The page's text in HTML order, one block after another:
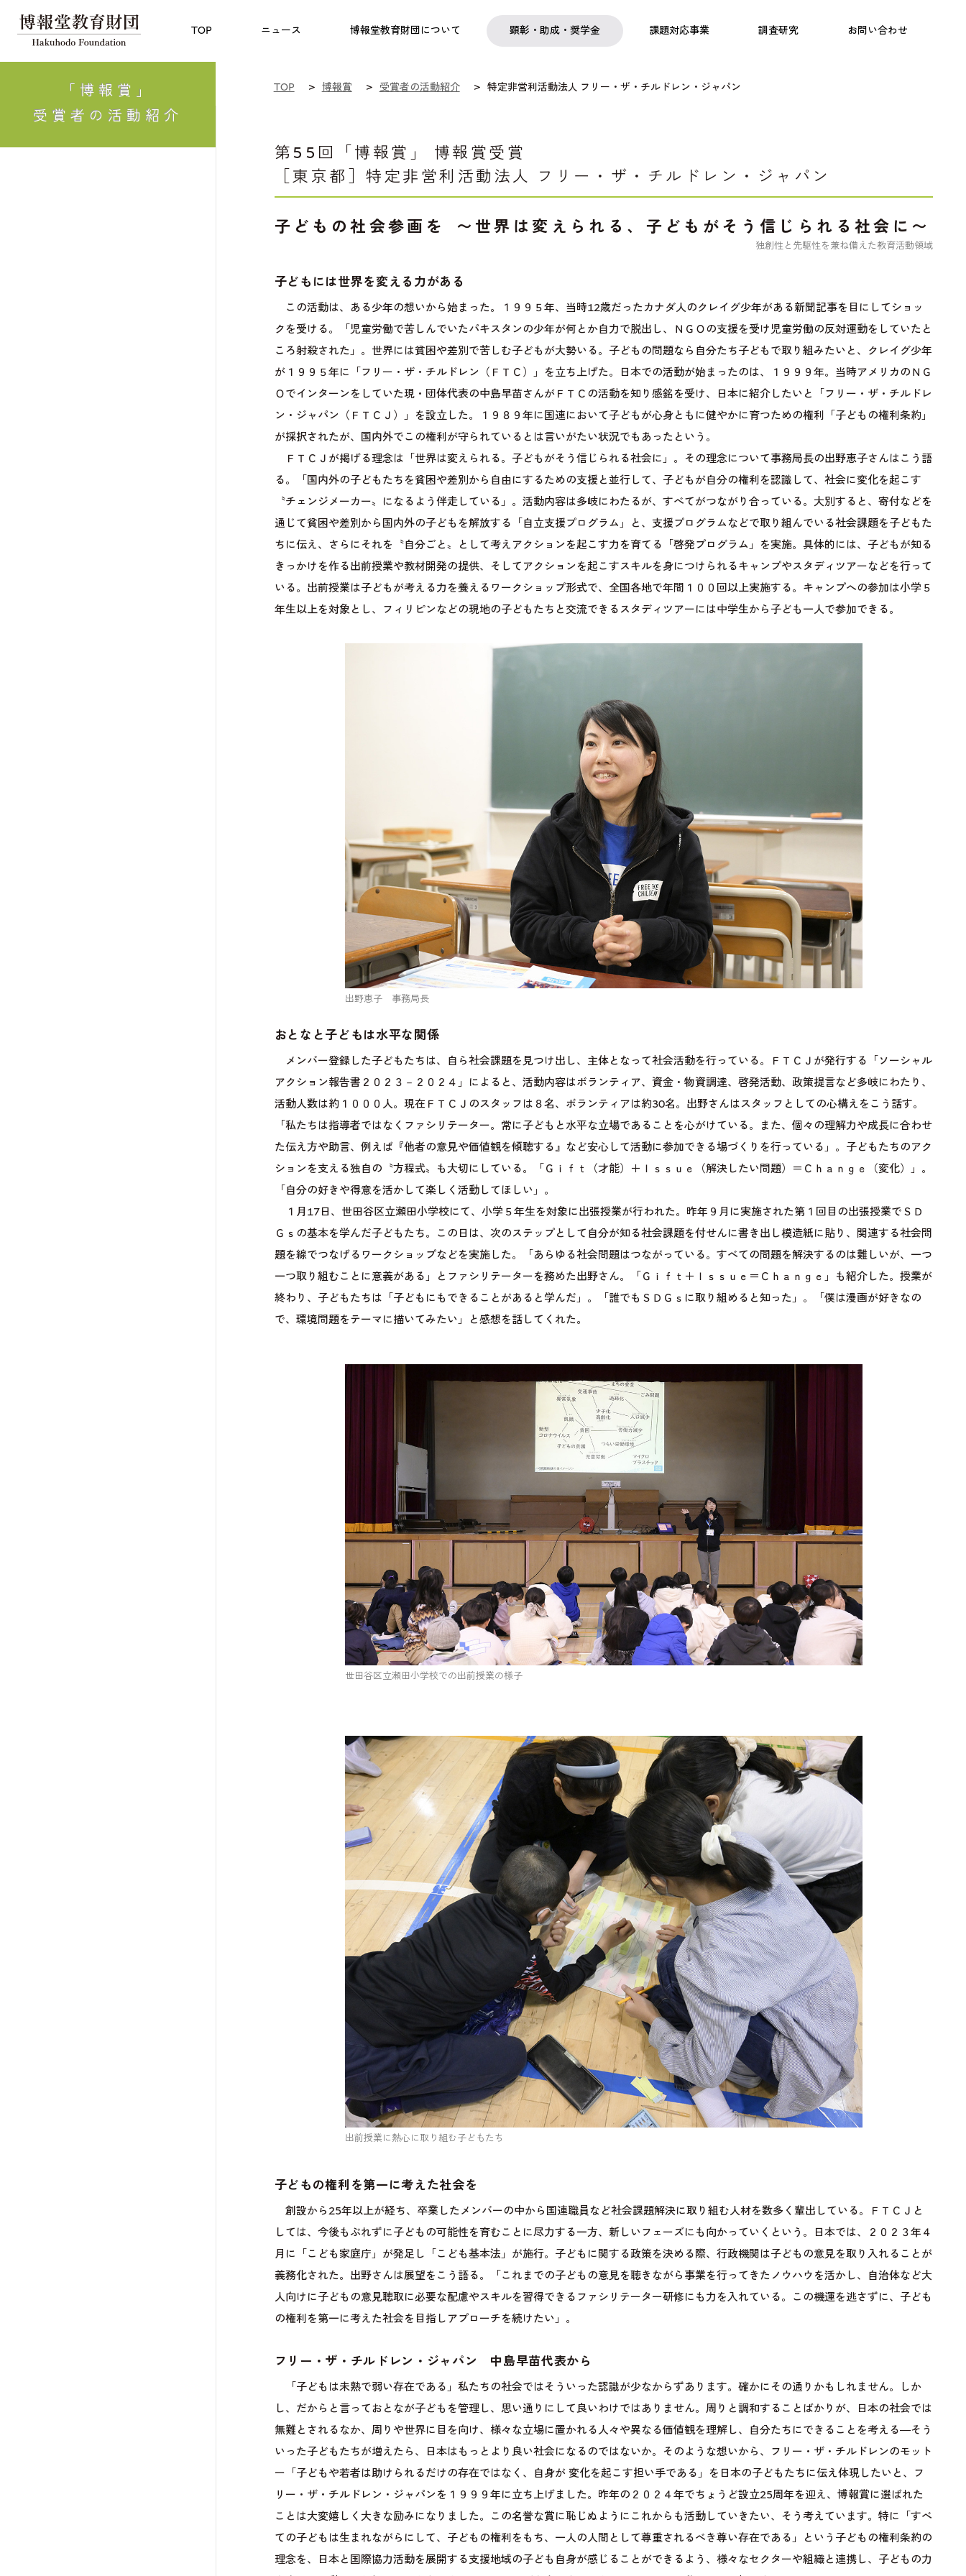
TOP ニュース 博報堂教育財団について 顕彰・助成・奨学金 課題対応事業 調査研究 お問い合わせ
についての研究助成 奨学金 フェローシップ
日本語交流
プログラム 社会啓発事業 プログラム こども研究所
「博報賞」
受賞者の活動紹介
TOP 博報賞 受賞者の活動紹介 特定非営利活動法人 フリー・ザ・チルドレン・ジャパン
第55回「博報賞」 博報賞受賞
［東京都］特定非営利活動法人 フリー・ザ・チルドレン・ジャパン
子どもの社会参画を 〜世界は変えられる、子どもがそう信じられる社会に〜
独創性と先駆性を兼ね備えた教育活動領域
子どもには世界を変える力がある
この活動は、ある少年の想いから始まった。１９９５年、当時12歳だったカナダ人のクレイグ少年がある新聞記事を目にしてショッ
クを受ける。「児童労働で苦しんでいたパキスタンの少年が何とか自力で脱出し、ＮＧＯの支援を受け児童労働の反対運動をしていたと
ころ射殺された」。世界には貧困や差別で苦しむ子どもが大勢いる。子どもの問題なら自分たち子どもで取り組みたいと、クレイグ少年
が１９９５年に「フリー・ザ・チルドレン（ＦＴＣ）」を立ち上げた。日本での活動が始まったのは、１９９９年。当時アメリカのＮＧ
Ｏでインターンをしていた現・団体代表の中島早苗さんがＦＴＣの活動を知り感銘を受け、日本に紹介したいと「フリー・ザ・チルドレ
ン・ジャパン（ＦＴＣＪ）」を設立した。１９８９年に国連において子どもが心身ともに健やかに育つための権利「子どもの権利条約」
が採択されたが、国内外でこの権利が守られているとは言いがたい状況でもあったという。
ＦＴＣＪが掲げる理念は「世界は変えられる。子どもがそう信じられる社会に」。その理念について事務局長の出野恵子さんはこう語
る。「国内外の子どもたちを貧困や差別から自由にするための支援と並行して、子どもが自分の権利を認識して、社会に変化を起こす
〝チェンジメーカー〟になるよう伴走している」。活動内容は多岐にわたるが、すべてがつながり合っている。大別すると、寄付などを
通じて貧困や差別から国内外の子どもを解放する「自立支援プログラム」と、支援プログラムなどで取り組んでいる社会課題を子どもた
ちに伝え、さらにそれを〝自分ごと〟として考えアクションを起こす力を育てる「啓発プログラム」を実施。具体的には、子どもが知る
きっかけを作る出前授業や教材開発の提供、そしてアクションを起こすスキルを身につけられるキャンプやスタディツアーなどを行って
いる。出前授業は子どもが考える力を養えるワークショップ形式で、全国各地で年間１００回以上実施する。キャンプへの参加は小学５
年生以上を対象とし、フィリピンなどの現地の子どもたちと交流できるスタディツアーには中学生から子ども一人で参加できる。
出野恵子 事務局長
おとなと子どもは水平な関係
メンバー登録した子どもたちは、自ら社会課題を見つけ出し、主体となって社会活動を行っている。ＦＴＣＪが発行する「ソーシャル
アクション報告書２０２３－２０２４」によると、活動内容はボランティア、資金・物資調達、啓発活動、政策提言など多岐にわたり、
活動人数は約１０００人。現在ＦＴＣＪのスタッフは８名、ボランティアは約30名。出野さんはスタッフとしての心構えをこう話す。
「私たちは指導者ではなくファシリテーター。常に子どもと水平な立場であることを心がけている。また、個々の理解力や成長に合わせ
た伝え方や助言、例えば『他者の意見や価値観を傾聴する』など安心して活動に参加できる場づくりを行っている」。子どもたちのアク
ションを支える独自の〝方程式〟も大切にしている。「Ｇｉｆｔ（才能）＋Ｉｓｓｕｅ（解決したい問題）＝Ｃｈａｎｇｅ（変化）」。
「自分の好きや得意を活かして楽しく活動してほしい」。
１月17日、世田谷区立瀬田小学校にて、小学５年生を対象に出張授業が行われた。昨年９月に実施された第１回目の出張授業でＳＤ
Ｇｓの基本を学んだ子どもたち。この日は、次のステップとして自分が知る社会課題を付せんに書き出し模造紙に貼り、関連する社会問
題を線でつなげるワークショップなどを実施した。「あらゆる社会問題はつながっている。すべての問題を解決するのは難しいが、一つ
一つ取り組むことに意義がある」とファシリテーターを務めた出野さん。「Ｇｉｆｔ＋Ｉｓｓｕｅ＝Ｃｈａｎｇｅ」も紹介した。授業が
終わり、子どもたちは「子どもにもできることがあると学んだ」。「誰でもＳＤＧｓに取り組めると知った」。「僕は漫画が好きなの
で、環境問題をテーマに描いてみたい」と感想を話してくれた。
世田谷区立瀬田小学校での出前授業の様子
出前授業に熱心に取り組む子どもたち
子どもの権利を第一に考えた社会を
創設から25年以上が経ち、卒業したメンバーの中から国連職員など社会課題解決に取り組む人材を数多く輩出している。ＦＴＣＪと
しては、今後もぶれずに子どもの可能性を育むことに尽力する一方、新しいフェーズにも向かっていくという。日本では、２０２３年４
月に「こども家庭庁」が発足し「こども基本法」が施行。子どもに関する政策を決める際、行政機関は子どもの意見を取り入れることが
義務化された。出野さんは展望をこう語る。「これまでの子どもの意見を聴きながら事業を行ってきたノウハウを活かし、自治体など大
人向けに子どもの意見聴取に必要な配慮やスキルを習得できるファシリテーター研修にも力を入れている。この機運を逃さずに、子ども
の権利を第一に考えた社会を目指しアプローチを続けたい」。
フリー・ザ・チルドレン・ジャパン 中島早苗代表から
「子どもは未熟で弱い存在である」私たちの社会ではそういった認識が少なからずあります。確かにその通りかもしれません。しか
し、だからと言っておとなが子どもを管理し、思い通りにして良いわけではありません。周りと調和することばかりが、日本の社会では
無難とされるなか、周りや世界に目を向け、様々な立場に置かれる人々や異なる価値観を理解し、自分たちにできることを考える―そう
いった子どもたちが増えたら、日本はもっとより良い社会になるのではないか。そのような想いから、フリー・ザ・チルドレンのモット
ー「子どもや若者は助けられるだけの存在ではなく、自身が 変化を起こす担い手である」を日本の子どもたちに伝え体現したいと、フ
リー・ザ・チルドレン・ジャパンを１９９９年に立ち上げました。昨年の２０２４年でちょうど設立25周年を迎え、博報賞に選ばれた
ことは大変嬉しく大きな励みになりました。この名誉な賞に恥じぬようにこれからも活動していきたい、そう考えています。特に「すべ
ての子どもは生まれながらにして、子どもの権利をもち、一人の人間として尊重されるべき尊い存在である」という子どもの権利条約の
理念を、日本と国際協力活動を展開する支援地域の子ども自身が感じることができるよう、様々なセクターや組織と連携し、子どもの力